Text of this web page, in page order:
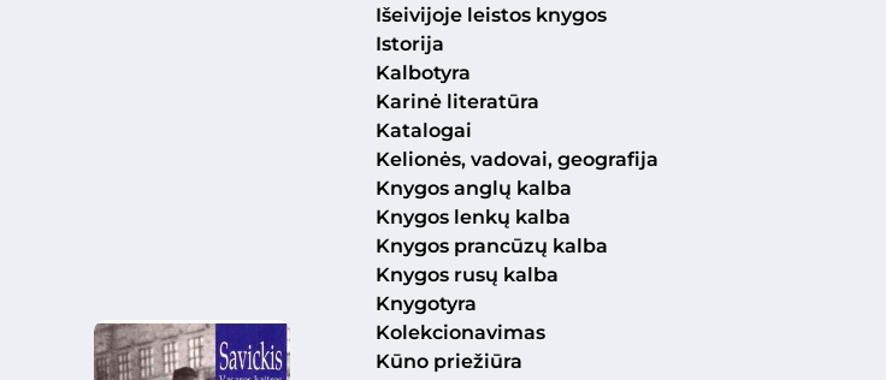
Išeivijoje leistos knygos
Istorija
Kalbotyra
Karinė literatūra
Katalogai
Kelionės, vadovai, geografija
Knygos anglų kalba
Knygos lenkų kalba
Knygos prancūzų kalba
Knygos rusų kalba
Knygotyra
Kolekcionavimas
Kūno priežiūra